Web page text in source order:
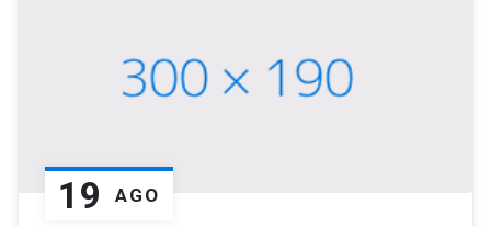
19 AGO